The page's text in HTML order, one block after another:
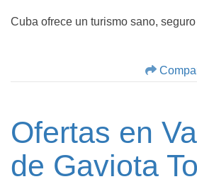
Cuba ofrece un turismo sano,
Ofertas en
de Gaviota